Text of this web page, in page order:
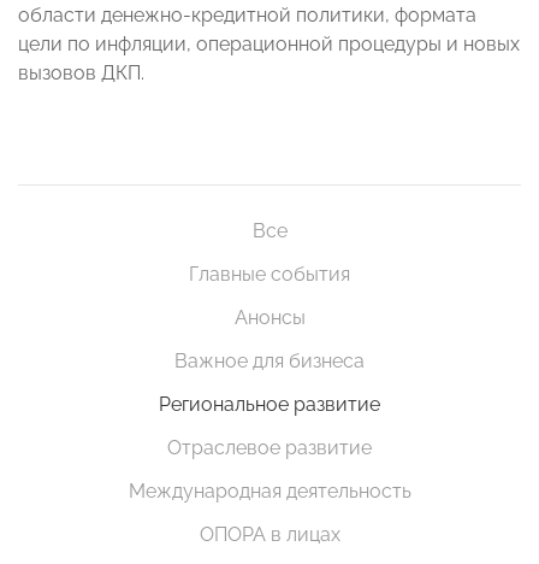
области денежно-кредитной политики, формата
цели по инфляции, операционной процедуры и новых
вызовов ДКП.
Все
Главные события
Анонсы
Важное для бизнеса
Региональное развитие
Отраслевое развитие
Международная деятельность
ОПОРА в лицах